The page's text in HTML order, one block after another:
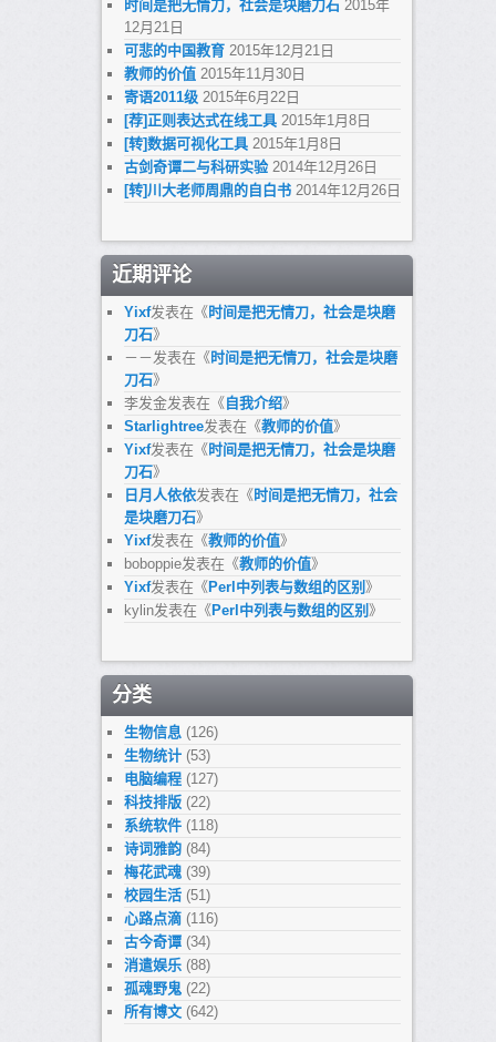
时间是把无情刀，社会是块磨刀石 2015年
12月21日
可悲的中国教育 2015年12月21日
教师的价值 2015年11月30日
寄语2011级 2015年6月22日
[荐]正则表达式在线工具 2015年1月8日
[转]数据可视化工具 2015年1月8日
古剑奇谭二与科研实验 2014年12月26日
[转]川大老师周鼎的自白书 2014年12月26日
近期评论
Yixf发表在《 时间是把无情刀，社会是块磨
刀石》
－－发表在《 时间是把无情刀，社会是块磨
刀石》
李发金发表在《 自我介绍》
Starlightree发表在《教师的价值》
Yixf发表在《 时间是把无情刀，社会是块磨
刀石》
日月人依依发表在《 时间是把无情刀，社会
是块磨刀石》
Yixf发表在《教师的价值》
boboppie发表在《教师的价值》
Yixf发表在《 Perl中列表与数组的区别 》
kylin发表在《 Perl中列表与数组的区别 》
分类
生物信息(126)
生物统计(53)
电脑编程(127)
科技排版(22)
系统软件(118)
诗词雅韵(84)
梅花武魂(39)
校园生活(51)
心路点滴(116)
古今奇谭(34)
消遣娱乐(88)
孤魂野鬼(22)
所有博文(642)